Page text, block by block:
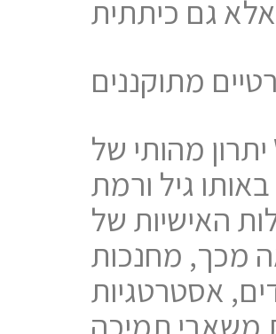
מתוקננים
יתרון מהותי של WRAT-5 הוא שהוא מתוקנן ונבדק על למעלה מ-1000 ישראליים. כך
גיל ורמת
האישיות של
מכך, מחנכות
אסטרטגיות